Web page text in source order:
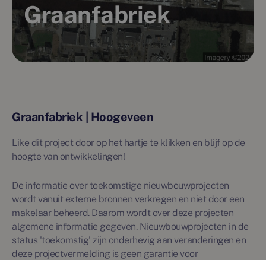
Graanfabriek
Graanfabriek | Hoogeveen
Like dit project door op het hartje te klikken en blijf op de
hoogte van ontwikkelingen!
De informatie over toekomstige nieuwbouwprojecten
wordt vanuit externe bronnen verkregen en niet door een
makelaar beheerd. Daarom wordt over deze projecten
algemene informatie gegeven. Nieuwbouwprojecten in de
status 'toekomstig' zijn onderhevig aan veranderingen en
deze projectvermelding is geen garantie voor